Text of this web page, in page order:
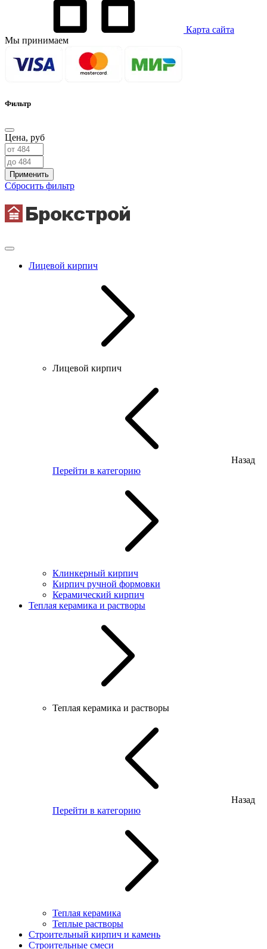
Карта сайта
Мы принимаем
Фильтр
Цена, руб
Применить
Сбросить фильтр
Лицевой кирпич
Лицевой кирпич
Назад
Перейти в категорию
Клинкерный кирпич
Кирпич ручной формовки
Керамический кирпич
Теплая керамика и растворы
Теплая керамика и растворы
Назад
Перейти в категорию
Теплая керамика
Теплые растворы
Строительный кирпич и камень
Строительные смеси